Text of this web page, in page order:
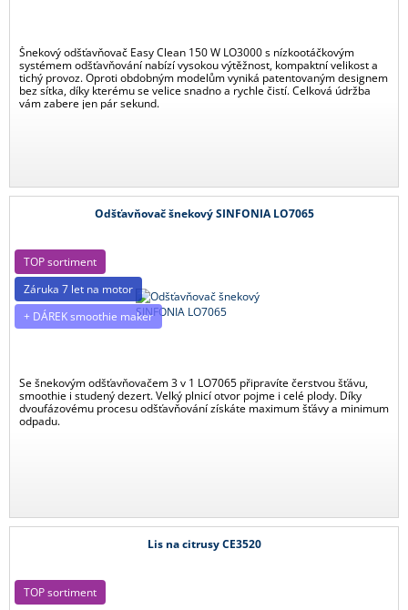
Šnekový odšťavňovač Easy Clean 150 W LO3000 s nízkootáčkovým
systémem odšťavňování nabízí vysokou výtěžnost, kompaktní velikost a
tichý provoz. Oproti obdobným modelům vyniká patentovaným designem
bez sítka, díky kterému se velice snadno a rychle čistí. Celková údržba
vám zabere jen pár sekund.
Odšťavňovač šnekový SINFONIA LO7065
Se šnekovým odšťavňovačem 3 v 1 LO7065 připravíte čerstvou šťávu,
smoothie i studený dezert. Velký plnicí otvor pojme i celé plody. Díky
dvoufázovému procesu odšťavňování získáte maximum šťávy a minimum
odpadu.
TOP sortiment
Záruka 7 let na motor
+ DÁREK smoothie maker
Lis na citrusy CE3520
TOP sortiment